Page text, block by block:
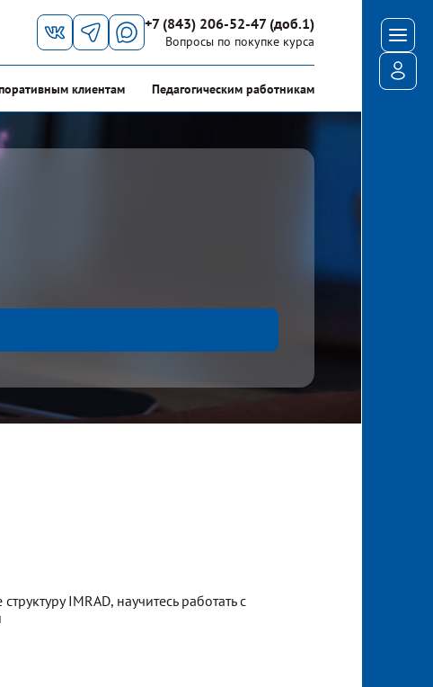
+7 (843) 206-52-47 (доб.1)
Вопросы по покупке курса
клиентам Педагогическим работникам
Меню
IMRAD, научитесь работать с